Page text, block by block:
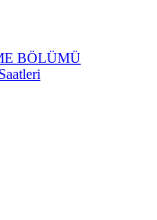
BÖLÜMÜ